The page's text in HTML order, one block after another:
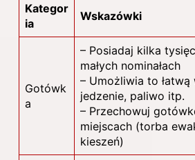
Kategor
ia
Wskazówki
Gotówk
a
– Posiadaj kilka
małych nominałach
– Umożliwia to łatwą
jedzenie, paliwo itp.
– Przechowuj
miejscach (torba
kieszeń)